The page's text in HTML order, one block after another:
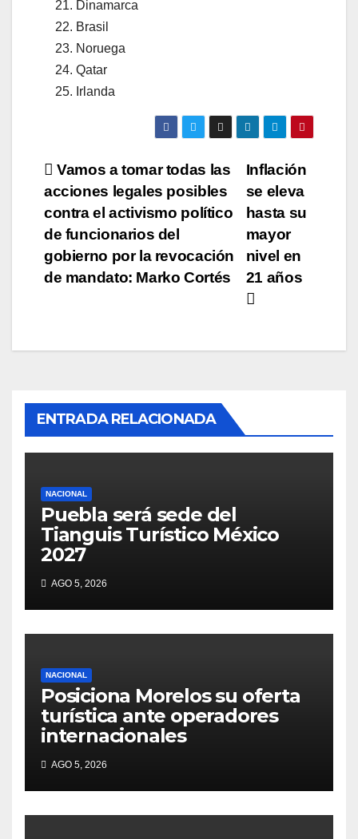
Dinamarca
Brasil
Noruega
Qatar
Irlanda
Navegación
de
entradas
Inflación
se eleva
hasta su
mayor
nivel en
21 años
Vamos a tomar todas las
acciones legales posibles
contra el activismo político
de funcionarios del
gobierno por la revocación
de mandato: Marko Cortés
ENTRADA RELACIONADA
NACIONAL
Puebla será sede del
Tianguis Turístico México
2027
AGO 5, 2026
NACIONAL
Posiciona Morelos su oferta
turística ante operadores
internacionales
AGO 5, 2026